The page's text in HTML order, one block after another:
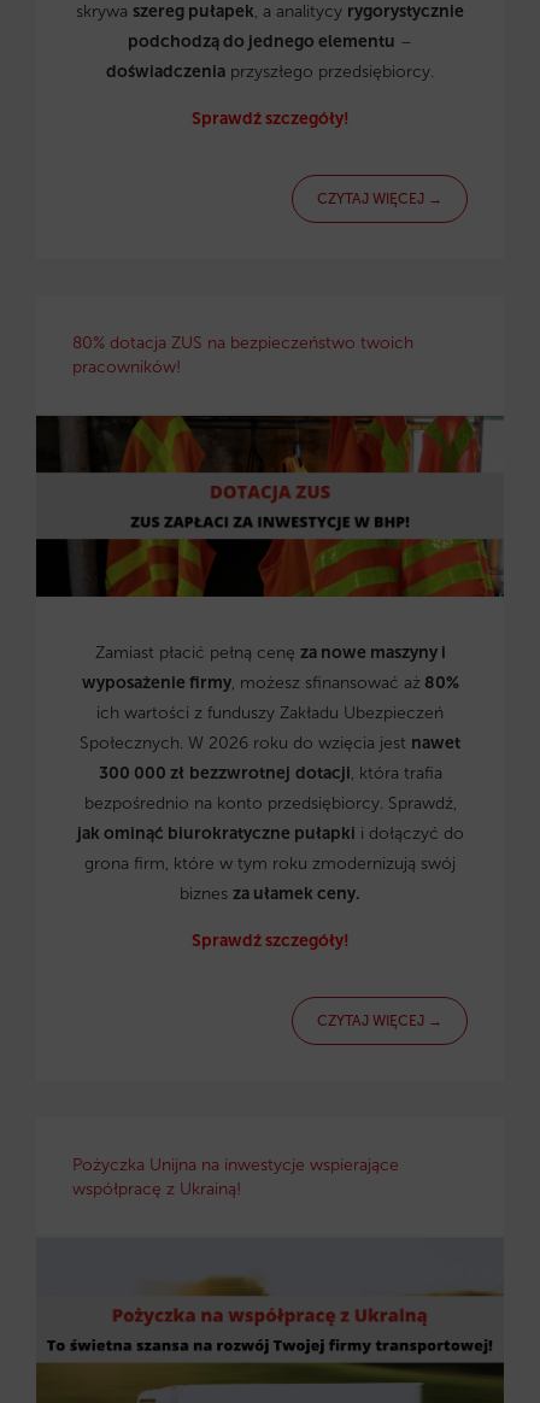
skrywa szereg pułapek, a analitycy rygorystycznie
podchodzą do jednego elementu –
doświadczenia przyszłego przedsiębiorcy.
Sprawdź szczegóły!
CZYTAJ WIĘCEJ →
80% dotacja ZUS na bezpieczeństwo twoich
pracowników!
Zamiast płacić pełną cenę za nowe maszyny i
wyposażenie firmy, możesz sfinansować aż80%
ich wartości z funduszy Zakładu Ubezpieczeń
Społecznych. W 2026 roku do wzięcia jest nawet
300 000 zł bezzwrotnej dotacji, która trafia
bezpośrednio na konto przedsiębiorcy. Sprawdź,
jak ominąć biurokratyczne pułapki i dołączyć do
grona firm, które w tym roku zmodernizują swój
biznes za ułamek ceny.
Sprawdź szczegóły!
CZYTAJ WIĘCEJ →
Pożyczka Unijna na inwestycje wspierające
współpracę z Ukrainą!